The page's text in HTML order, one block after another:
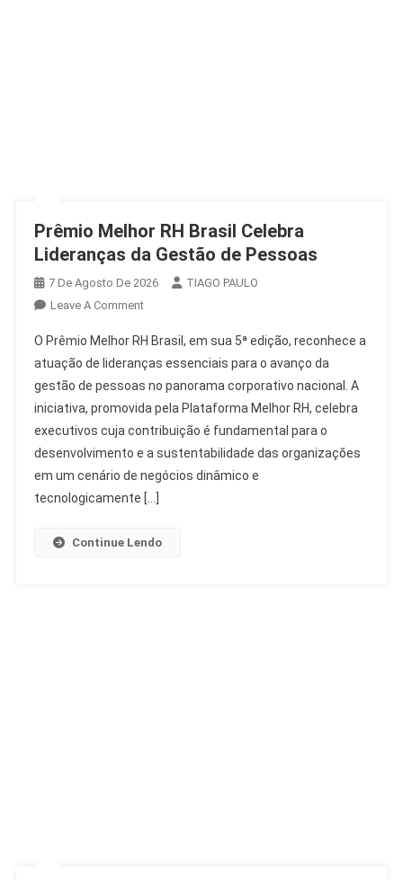
Prêmio Melhor RH Brasil Celebra
Lideranças da Gestão de Pessoas
7 De Agosto De 2026
TIAGO PAULO
Leave A CommentOn
Melhor
RH
Brasil
Celebra
Lideranças
Da
Gestão
De
O Prêmio Melhor RH Brasil, em sua 5ª edição, reconhece a
atuação de lideranças essenciais para o avanço da
gestão de pessoas no panorama corporativo nacional. A
iniciativa, promovida pela Plataforma Melhor RH, celebra
executivos cuja contribuição é fundamental para o
desenvolvimento e a sustentabilidade das organizações
em um cenário de negócios dinâmico e
tecnologicamente […]
Continue Lendo